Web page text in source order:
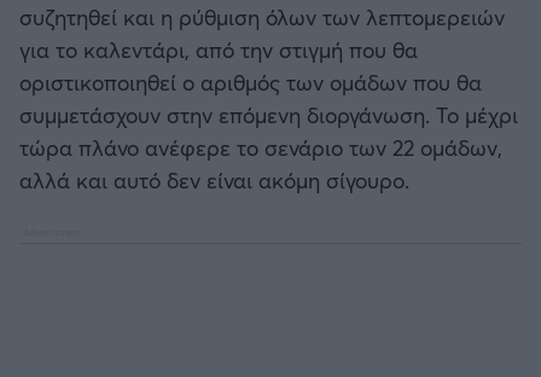
συζητηθεί και η ρύθμιση όλων των λεπτομερειών
για το καλεντάρι, από την στιγμή που θα
οριστικοποιηθεί ο αριθμός των ομάδων που θα
συμμετάσχουν στην επόμενη διοργάνωση. Το μέχρι
τώρα πλάνο ανέφερε το σενάριο των 22 ομάδων,
αλλά και αυτό δεν είναι ακόμη σίγουρο.